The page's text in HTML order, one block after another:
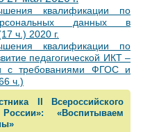
квалификации по
данных в
ч.) 2020 г.
квалификации по
педагогической ИКТ –
с требованиями ФГОС и
ч.)
II Всероссийского
«Воспитываем